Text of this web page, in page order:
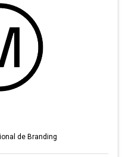
de Branding